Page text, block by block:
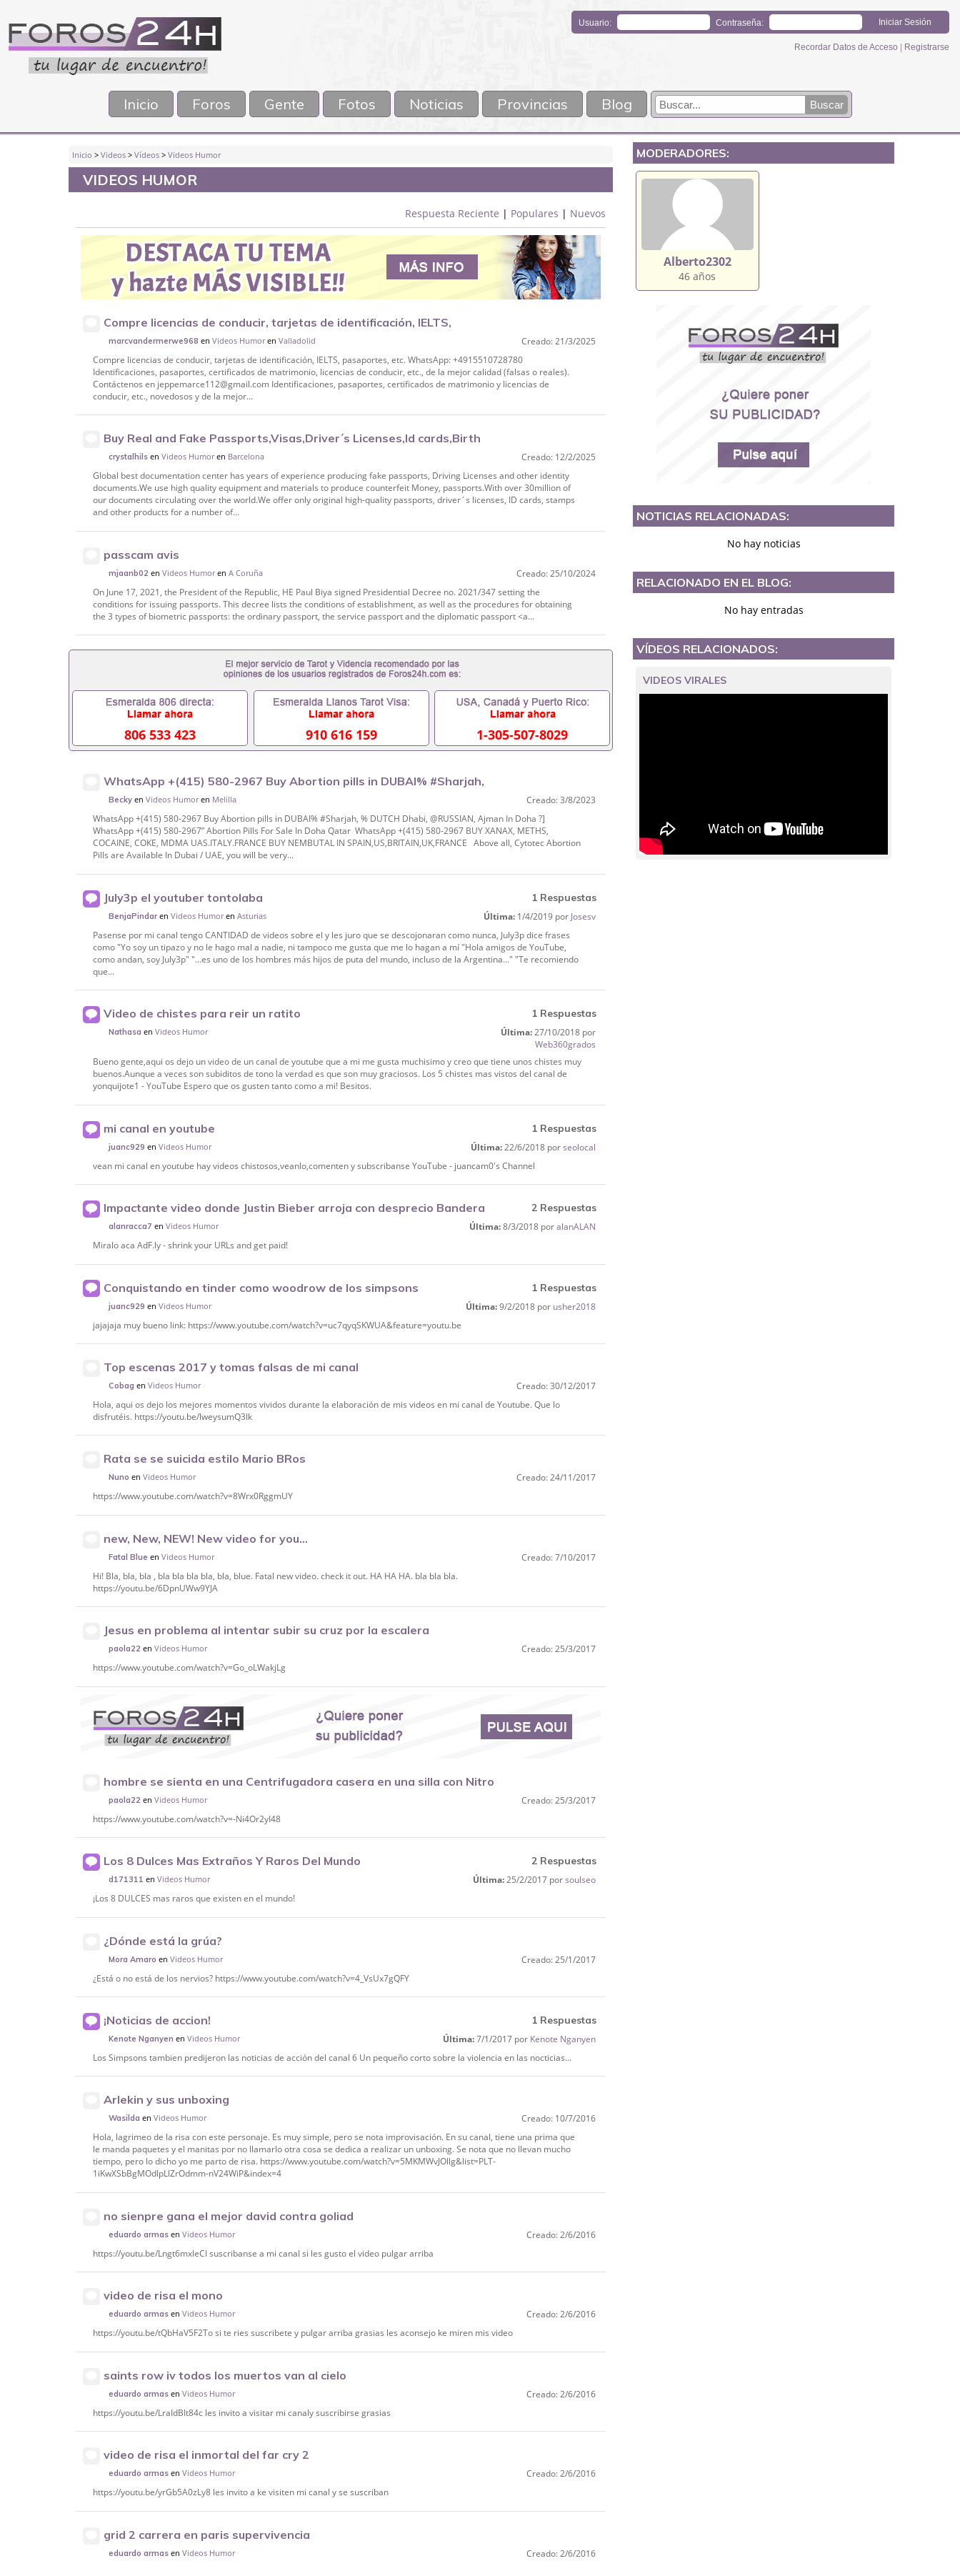
Usuario: Contraseña:
Recordar Datos de Acceso Registrarse
Inicio Foros Gente Fotos Noticias Provincias Blog
Inicio > Videos > Vídeos > Videos Humor
VIDEOS HUMOR
Respuesta Reciente | Populares | Nuevos
Compre licencias de conducir, tarjetas de identificación, IELTS,
pasaportes, etc. WhatsApp: +4915510
marcvandermerwe968 enVideos HumorenValladolid
Creado: 21/3/2025
Compre licencias de conducir, tarjetas de identificación, IELTS, pasaportes, etc. WhatsApp: +4915510728780
Identificaciones, pasaportes, certificados de matrimonio, licencias de conducir, etc., de la mejor calidad (falsas o reales).
Contáctenos en jeppemarce112@gmail.com Identificaciones, pasaportes, certificados de matrimonio y licencias de
conducir, etc., novedosos y de la mejor...
Buy Real and Fake Passports,Visas,Driver´s Licenses,Id cards,Birth
Certificates etc((+1 708-581-6441
crystalhils enVideos Humoren Barcelona
Creado: 12/2/2025
Global best documentation center has years of experience producing fake passports, Driving Licenses and other identity
documents.We use high quality equipment and materials to produce counterfeit Money, passports.With over 30million of
our documents circulating over the world.We offer only original high-quality passports, driver´s licenses, ID cards, stamps
and other products for a number of...
passcam avis
mjaanb02 enVideos HumorenA Coruña
Creado: 25/10/2024
On June 17, 2021, the President of the Republic, HE Paul Biya signed Presidential Decree no. 2021/347 setting the
conditions for issuing passports. This decree lists the conditions of establishment, as well as the procedures for obtaining
the 3 types of biometric passports: the ordinary passport, the service passport and the diplomatic passport <a...
806 533 423 910 616 159 1-305-507-8029
WhatsApp +(415) 580-2967 Buy Abortion pills in DUBAI% #Sharjah,
% DUTCH Dhabi, @RUSSIAN, Ajman In Do
Becky enVideos Humoren Melilla
Creado: 3/8/2023
WhatsApp +(415) 580-2967 Buy Abortion pills in DUBAI% #Sharjah, % DUTCH Dhabi, @RUSSIAN, Ajman In Doha ?]
WhatsApp +(415) 580-2967” Abortion Pills For Sale In Doha Qatar WhatsApp +(415) 580-2967 BUY XANAX, METHS,
COCAINE, COKE, MDMA UAS.ITALY.FRANCE BUY NEMBUTAL IN SPAIN,US,BRITAIN,UK,FRANCE Above all, Cytotec Abortion
Pills are Available In Dubai / UAE, you will be very...
July3p el youtuber tontolaba 1 Respuestas
BenjaPindarenVideos HumorenAsturias Última: 1/4/2019 por Josesv
Pasense por mi canal tengo CANTIDAD de videos sobre el y les juro que se descojonaran como nunca, July3p dice frases
como "Yo soy un tipazo y no le hago mal a nadie, ni tampoco me gusta que me lo hagan a mí "Hola amigos de YouTube,
como andan, soy July3p" "...es uno de los hombres más hijos de puta del mundo, incluso de la Argentina..." "Te recomiendo
que...
Video de chistes para reir un ratito 1 Respuestas
Nathasa enVideos Humor Última:27/10/2018 por
Web360grados
Bueno gente,aqui os dejo un video de un canal de youtube que a mi me gusta muchisimo y creo que tiene unos chistes muy
buenos.Aunque a veces son subiditos de tono la verdad es que son muy graciosos. Los 5 chistes mas vistos del canal de
yonquijote1 - YouTube Espero que os gusten tanto como a mi! Besitos.
mi canal en youtube 1 Respuestas
juanc929 enVideos Humor Última:22/6/2018 porseolocal
vean mi canal en youtube hay videos chistosos,veanlo,comenten y subscribanse YouTube - juancam0's Channel
Impactante video donde Justin Bieber arroja con desprecio Bandera
Argentina
2 Respuestas
alanracca7 enVideos Humor Última:8/3/2018 poralanALAN
Miralo aca AdF.ly - shrink your URLs and get paid!
Conquistando en tinder como woodrow de los simpsons 1 Respuestas
juanc929 enVideos Humor Última:9/2/2018 por usher2018
jajajaja muy bueno link: https://www.youtube.com/watch?v=uc7qyqSKWUA&feature=youtu.be
Top escenas 2017 y tomas falsas de mi canal
Cobag enVideos Humor
Creado: 30/12/2017
Hola, aqui os dejo los mejores momentos vividos durante la elaboración de mis videos en mi canal de Youtube. Que lo
disfrutéis. https://youtu.be/lweysumQ3lk
Rata se se suicida estilo Mario BRos
Nuno enVideos Humor
Creado: 24/11/2017
https://www.youtube.com/watch?v=8Wrx0RggmUY
new, New, NEW! New video for you...
Fatal Blue enVideos Humor
Creado: 7/10/2017
Hi! Bla, bla, bla , bla bla bla bla, bla, blue. Fatal new video. check it out. HA HA HA. bla bla bla.
https://youtu.be/6DpnUWw9YJA
Jesus en problema al intentar subir su cruz por la escalera
paola22 enVideos Humor
Creado: 25/3/2017
https://www.youtube.com/watch?v=Go_oLWakjLg
hombre se sienta en una Centrifugadora casera en una silla con Nitro
paola22 enVideos Humor
Creado: 25/3/2017
https://www.youtube.com/watch?v=-Ni4Or2yI48
Los 8 Dulces Mas Extraños Y Raros Del Mundo 2 Respuestas
d171311 enVideos Humor Última:25/2/2017 porsoulseo
¡Los 8 DULCES mas raros que existen en el mundo!
¿Dónde está la grúa?
Mora Amaro enVideos Humor
Creado: 25/1/2017
¿Está o no está de los nervios? https://www.youtube.com/watch?v=4_VsUx7gQFY
¡Noticias de accion! 1 Respuestas
Kenote Nganyen enVideos Humor Última:7/1/2017 por Kenote Nganyen
Los Simpsons tambien predijeron las noticias de acción del canal 6 Un pequeño corto sobre la violencia en las nocticias...
Arlekin y sus unboxing
Wasilda enVideos Humor
Creado: 10/7/2016
Hola, lagrimeo de la risa con este personaje. Es muy simple, pero se nota improvisación. En su canal, tiene una prima que
le manda paquetes y el manitas por no llamarlo otra cosa se dedica a realizar un unboxing. Se nota que no llevan mucho
tiempo, pero lo dicho yo me parto de risa. https://www.youtube.com/watch?v=5MKMWvJOllg&list=PLT-
1iKwXSbBgMOdlpLlZrOdmm-nV24WiP&index=4
no sienpre gana el mejor david contra goliad
eduardo armas enVideos Humor
Creado: 2/6/2016
https://youtu.be/Lngt6mxleCI suscribanse a mi canal si les gusto el video pulgar arriba
video de risa el mono
eduardo armas enVideos Humor
Creado: 2/6/2016
https://youtu.be/tQbHaV5F2To si te ries suscribete y pulgar arriba grasias les aconsejo ke miren mis video
saints row iv todos los muertos van al cielo
eduardo armas enVideos Humor
Creado: 2/6/2016
https://youtu.be/LraIdBIt84c les invito a visitar mi canaly suscribirse grasias
video de risa el inmortal del far cry 2
eduardo armas enVideos Humor
Creado: 2/6/2016
https://youtu.be/yrGb5A0zLy8 les invito a ke visiten mi canal y se suscriban
grid 2 carrera en paris supervivencia
eduardo armas enVideos Humor Creado: 2/6/2016
MODERADORES:
Alberto2302
46 años
NOTICIAS RELACIONADAS:
No hay noticias
RELACIONADO EN EL BLOG:
No hay entradas
VÍDEOS RELACIONADOS:
VIDEOS VIRALES